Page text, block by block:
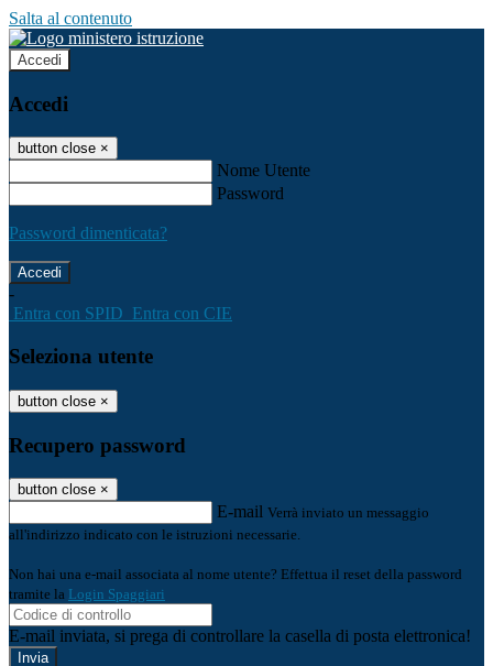
Salta al contenuto
Accedi
Accedi
button close ×
Nome Utente
Password
Password dimenticata?
-
Entra con SPID Entra con CIE
Seleziona utente
button close ×
Recupero password
button close ×
E-mail Verrà inviato un messaggio
all'indirizzo indicato con le istruzioni necessarie.
Non hai una e-mail associata al nome utente? Effettua il reset della password
tramite la Login Spaggiari
E-mail inviata, si prega di controllare la casella di posta elettronica!